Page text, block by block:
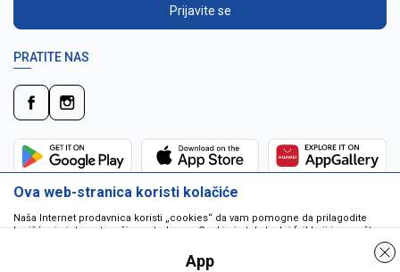
Prijavite se
PRATITE NAS
Ova web-stranica koristi kolačiće
Naša Internet prodavnica koristi „cookies“ da vam pomogne da prilagodite
korišćenje interneta vašim potrebama. Cookie je tekstualni fajl koji je smešten
da pokrenu program ili da isporuče virus vašem računaru. Cookie-i su
jedinstveno dodeljeni vama, i jedino mogu biti pročitani od strane web servera
App